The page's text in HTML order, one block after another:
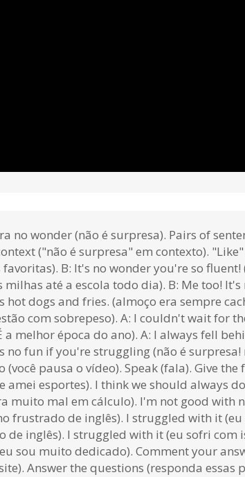
no wonder (não é surpresa). Pairs of
("não é surpresa" em contexto).
B: It's no wonder you're so
até a escola todo dia). B: Me too!
hot dogs and fries. (almoço era sempre
com sobrepeso). A: I couldn't wait for
melhor época do ano). A: I always fell
no fun if you're struggling (não é
pausa o vídeo). Speak (fala). Give
amei esportes). I think we should always
muito mal em cálculo). I'm not good with
de inglês). I struggled with it
inglês). I struggled with it (eu sofri com
sou muito dedicado). Comment your
Answer the questions (responda